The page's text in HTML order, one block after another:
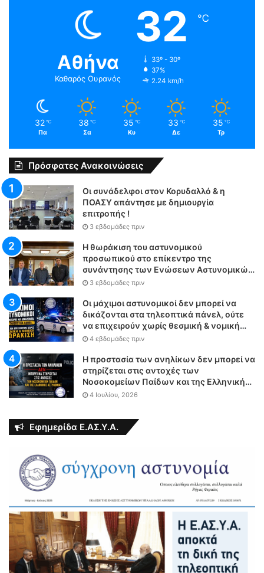
Αθήνα
Καθαρός Ουρανός
32 ℃
33º - 30º
37%
2.24 km/h
32 ℃
Πα
38 ℃
Σα
35 ℃
Κυ
33 ℃
Δε
35 ℃
Τρ
Πρόσφατες Ανακοινώσεις
Οι συνάδελφοι στον Κορυδαλλό & η
ΠΟΑΣΥ απάντησε με δημιουργία
επιτροπής !
3 εβδομάδες πριν
Η θωράκιση του αστυνομικού
προσωπικού στο επίκεντρο της
συνάντησης των Ενώσεων Αστυνομικών
Υπαλλήλων Αθηνών και Θεσσαλονίκης
3 εβδομάδες πριν
Οι μάχιμοι αστυνομικοί δεν μπορεί να
δικάζονται στα τηλεοπτικά πάνελ, ούτε
να επιχειρούν χωρίς θεσμική & νομική
θωράκιση
4 εβδομάδες πριν
Η προστασία των ανηλίκων δεν μπορεί να
στηρίζεται στις αντοχές των
Νοσοκομείων Παίδων και της Ελληνικής
Αστυνομίας
4 Ιουλίου, 2026
Εφημερίδα Ε.ΑΣ.Υ.Α.